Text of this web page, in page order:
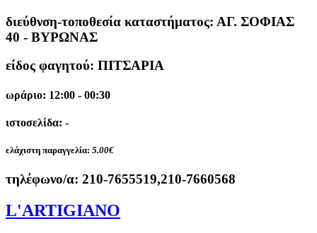
διεύθνση-τοποθεσία καταστήματος: ΑΓ. ΣΟΦΙΑΣ
40 - ΒΥΡΩΝΑΣ
είδος φαγητού: ΠΙΤΣΑΡΙΑ
ωράριο: 12:00 - 00:30
ιστοσελίδα: -
ελάχιστη παραγγελία: 5.00€
τηλέφωνο/α: 210-7655519,210-7660568
L'ARTIGIANO